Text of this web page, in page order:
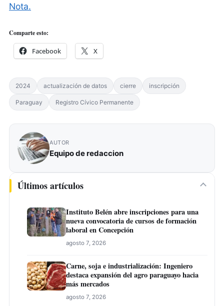
Nota.
Comparte esto:
Facebook X
2024 actualización de datos cierre inscripción
Paraguay Registro Cívico Permanente
AUTOR
Equipo de redaccion
Últimos artículos
Instituto Belén abre inscripciones para una
nueva convocatoria de cursos de formación
laboral en Concepción
agosto 7, 2026
Carne, soja e industrialización: Ingeniero
destaca expansión del agro paraguayo hacia
más mercados
agosto 7, 2026